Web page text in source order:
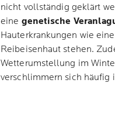
nicht vollständig geklärt
eine genetische
Hauterkrankungen wie eine
Reibeisenhaut stehen.
Wetterumstellung im
verschlimmern sich häufig